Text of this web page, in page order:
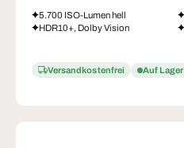
5.700 ISO-Lumen hell
HDR10+, Dolby Vision
Versandkostenfrei Auf Lager